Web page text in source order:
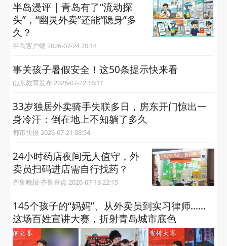
半岛漫评 | 青岛有了“流动探
头”，“幽灵外卖”还能“隐身”多
久？
半岛客户端 2026-07-24 20:14
事关孩子暑假安全！这50条提示快来看
山东教育发布 2026-07-22 16:11
33岁独居外卖骑手失联多日，房东开门惊出一
身冷汗：倒在地上不知躺了多久
都市快报 2026-07-21 08:54
24小时药店夜间无人值守，外
卖员扫码进店需自行找药？
齐鲁晚报·齐鲁壹点 2026-07-18 22:15
145个孩子的“妈妈”、从外卖员到实习律师……
这场百姓宣讲大赛，折射青岛城市底色